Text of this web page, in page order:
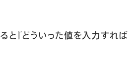
ると『どういった値を入力すれば